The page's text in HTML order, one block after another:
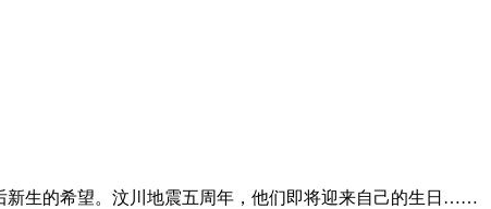
新生的希望。汶川地震五周年，他们即将迎来自己的生日……